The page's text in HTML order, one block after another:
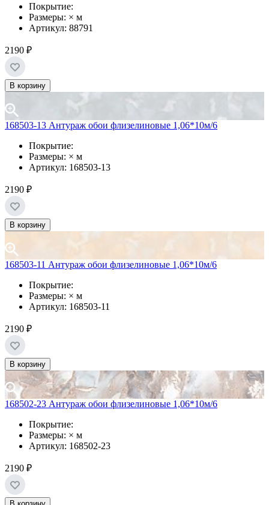
Покрытие:
Размеры: × м
Артикул: 88791
2190 ₽
В корзину
168503-13 Антураж обои флизелиновые 1,06*10м/6
Покрытие:
Размеры: × м
Артикул: 168503-13
2190 ₽
В корзину
168503-11 Антураж обои флизелиновые 1,06*10м/6
Покрытие:
Размеры: × м
Артикул: 168503-11
2190 ₽
В корзину
168502-23 Антураж обои флизелиновые 1,06*10м/6
Покрытие:
Размеры: × м
Артикул: 168502-23
2190 ₽